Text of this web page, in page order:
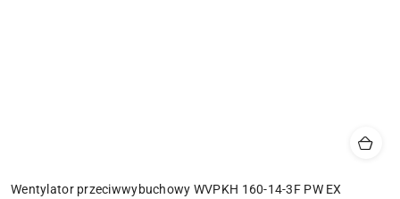
Wentylator przeciwwybuchowy WVPKH 160-14-3F PW EX